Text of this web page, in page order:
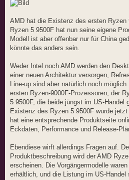
a
g
AMD hat die Existenz des ersten
Ryzen 5 9500F hat nun seine eigene
Modell ist aber offenbar nur für China
könnte das anders sein.
Weder Intel noch AMD werden den
einer neuen Architektur versorgen,
Line-up sind aber natürlich noch
ersten Ryzen-9000F-Prozessoren, der
5 9500F, die beide jüngst im US-Handel
Existenz des Ryzen 5 9500F wurde
hat eine entsprechende Produktseite
Eckdaten, Performance und Release-
Ebendiese wirft allerdings Fragen auf.
Produktbeschreibung wird der AMD
erscheinen. Die Vorgängermodelle
erhältlich, und die Listung im US-Handel